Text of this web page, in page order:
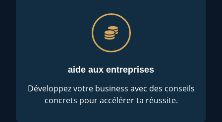
aide aux entreprises
Développez votre business avec des conseils
concrets pour accélérer ta réussite.